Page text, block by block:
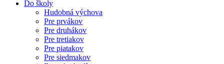
Do školy
Hudobná výchova
Pre prvákov
Pre druhákov
Pre tretiakov
Pre piatakov
Pre siedmakov